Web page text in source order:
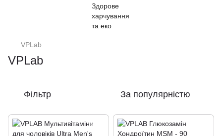
VPLab
VPLab
Фільтр За популярністю